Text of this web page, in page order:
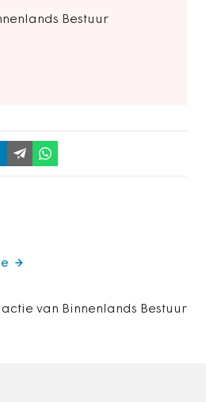
Bestuur
van Binnenlands Bestuur